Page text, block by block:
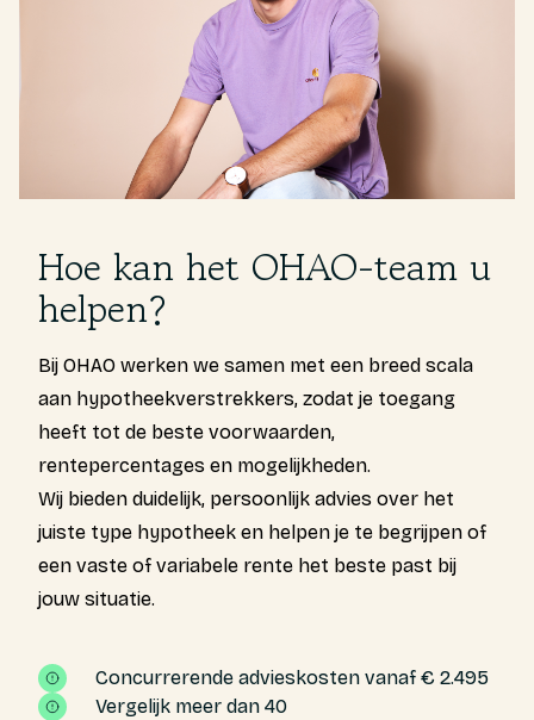
Hoe kan het OHAO-team u
helpen?
Bij OHAO werken we samen met een breed scala
aan hypotheekverstrekkers, zodat je toegang
heeft tot de beste voorwaarden,
rentepercentages en mogelijkheden.
Wij bieden duidelijk, persoonlijk advies over het
juiste type hypotheek en helpen je te begrijpen of
een vaste of variabele rente het beste past bij
jouw situatie.
Concurrerende advieskosten vanaf € 2.495
Vergelijk meer dan 40